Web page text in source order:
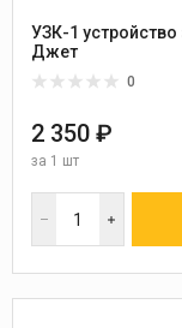
УЗК-1
Джет
0
2 350 ₽
за 1 шт